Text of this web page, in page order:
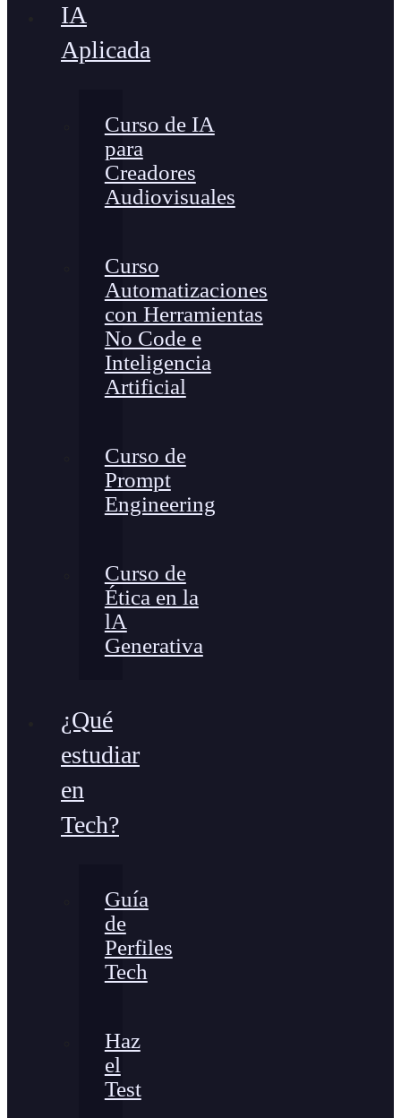
IA
Aplicada
Curso de IA
para
Creadores
Audiovisuales
Curso
Automatizaciones
con Herramientas
No Code e
Inteligencia
Artificial
Curso de
Prompt
Engineering
Curso de
Ética en la
lA
Generativa
¿Qué
estudiar
en
Tech?
Guía
de
Perfiles
Tech
Haz
el
Test